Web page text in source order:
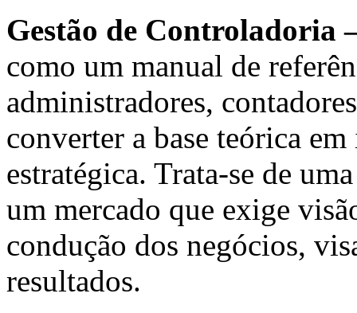
Gestão de Controladoria
como um manual de
administradores,
converter a base teórica
estratégica. Trata-se de
um mercado que exige
condução dos negócios,
resultados.